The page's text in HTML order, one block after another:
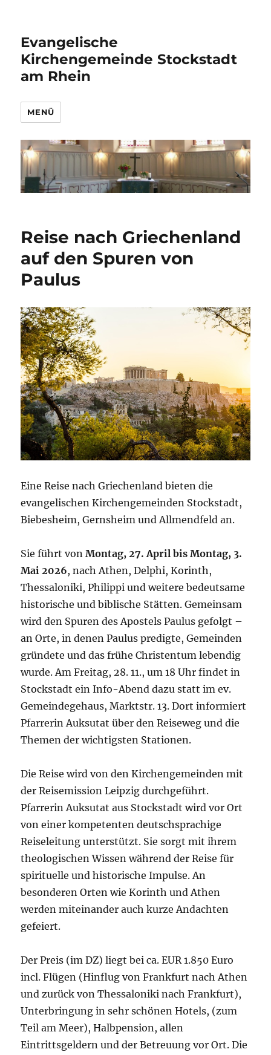
Evangelische
Kirchengemeinde Stockstadt
am Rhein
MENÜ
Reise nach Griechenland
auf den Spuren von
Paulus
Eine Reise nach Griechenland bieten die
evangelischen Kirchengemeinden Stockstadt,
Biebesheim, Gernsheim und Allmendfeld an.
Sie führt vonMontag, 27. April bis Montag, 3.
Mai 2026, nach Athen, Delphi, Korinth,
Thessaloniki, Philippi und weitere bedeutsame
historische und biblische Stätten. Gemeinsam
wird den Spuren des Apostels Paulus gefolgt –
an Orte, in denen Paulus predigte, Gemeinden
gründete und das frühe Christentum lebendig
wurde. Am Freitag, 28. 11., um 18 Uhr findet in
Stockstadt ein Info-Abend dazu statt im ev.
Gemeindegehaus, Marktstr. 13. Dort informiert
Pfarrerin Auksutat über den Reiseweg und die
Themen der wichtigsten Stationen.
Die Reise wird von den Kirchengemeinden mit
der Reisemission Leipzig durchgeführt.
Pfarrerin Auksutat aus Stockstadt wird vor Ort
von einer kompetenten deutschsprachige
Reiseleitung unterstützt. Sie sorgt mit ihrem
theologischen Wissen während der Reise für
spirituelle und historische Impulse. An
besonderen Orten wie Korinth und Athen
werden miteinander auch kurze Andachten
gefeiert.
Der Preis (im DZ) liegt bei ca. EUR 1.850 Euro
incl. Flügen (Hinflug von Frankfurt nach Athen
und zurück von Thessaloniki nach Frankfurt),
Unterbringung in sehr schönen Hotels, (zum
Teil am Meer), Halbpension, allen
Eintrittsgeldern und der Betreuung vor Ort. Die